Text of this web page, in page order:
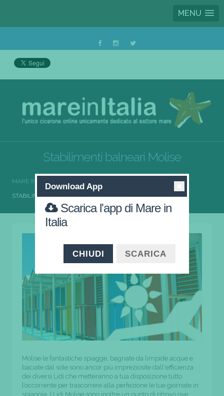
MENU
Stabilimenti balneari Molise
MARE IN ITALIA
STABILIMENTI BALNEARI MOLISE
Molise le fantastiche spiagge, bagnate da limpide acque e
baciate dal sole sono ancor più impreziosite dall'efficienza
dei diversi Lidi che metteranno a tua disposizione tutto
l’occorrente per trascorrere alla perfezione le tue giornate in
spiaggia. I Lidi Molise sono inoltre un punto di ritrovo ove
Download App
Scarica l'app di Mare in
Italia
CHIUDI SCARICA